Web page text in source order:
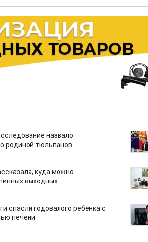
назвало
родиной тюльпанов
куда можно
выходных
спасли годовалого ребенка с
печени